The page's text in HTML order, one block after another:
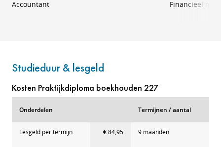
Accountant Financieel
Studieduur & lesgeld
Kosten Praktijkdiploma boekhouden 227
Onderdelen Termijnen / aantal
Lesgeld per termijn € 84,95 9 maanden